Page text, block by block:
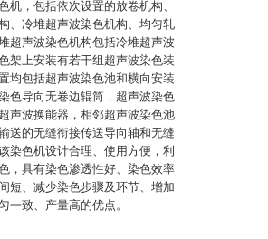
机，包括依次设置的放卷机构、
、冷堆超声波染色机构、均匀轧
超声波染色机构包括冷堆超声波
架上安装有若干组超声波染色装
均包括超声波染色池和横向安装
色导向无卷边辊筒，超声波染色
声波换能器，相邻超声波染色池
送的无缝衔接传送导向轴和无缝
染色机设计合理、使用方便，利
，具有染色渗透性好、染色效率
短、减少染色步骤及环节、增加
一致、产量高的优点。